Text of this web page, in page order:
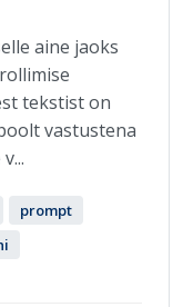
aine jaoks
tekstist on
vastustena
prompt